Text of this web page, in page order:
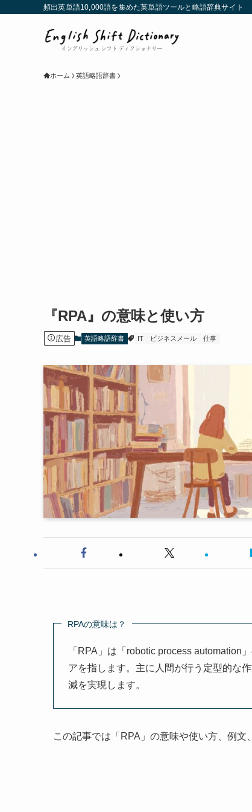
頻出英単語10,000語を集めた英単語ツールと略語辞典サイト
ホーム 英語略語辞書
『RPA』の意味と使い方
広告 英語略語辞書 IT ビジネスメール 仕事
RPAの意味は？
「RPA」は「robotic process automation
アを指します。主に人間が行う定型的な
減を実現します。
この記事では「RPA」の意味や使い方、例文